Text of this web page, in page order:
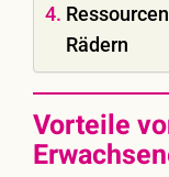
Rädern
Vorteile